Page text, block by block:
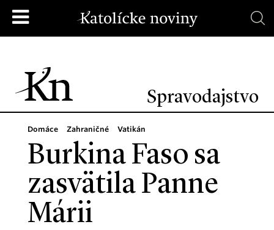
Spravodajstvo
Domáce Zahraničné Vatikán
Burkina Faso sa
zasvätila Panne
Márii